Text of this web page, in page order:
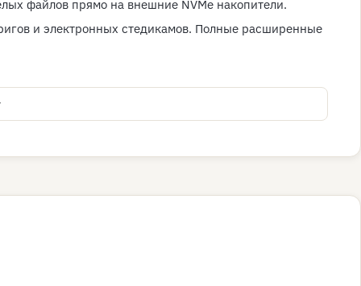
файлов прямо на внешние NVMe накопители.
и электронных стедикамов. Полные расширенные